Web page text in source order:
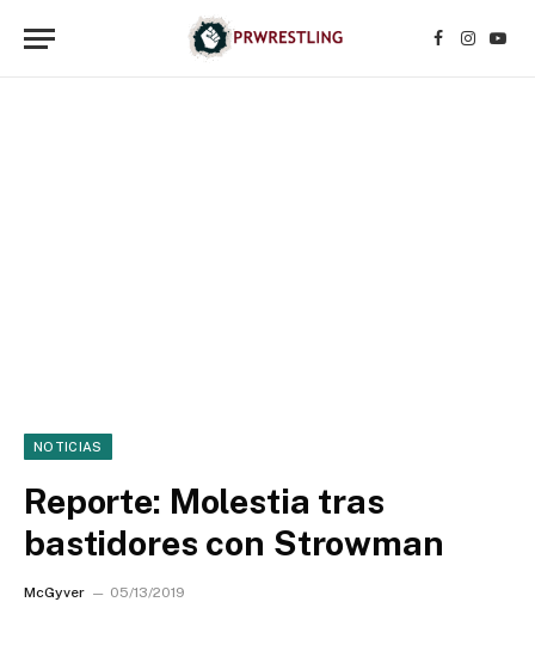
Facebook
NOTICIAS
Reporte: Molestia tras
bastidores con Strowman
McGyver 05/13/2019